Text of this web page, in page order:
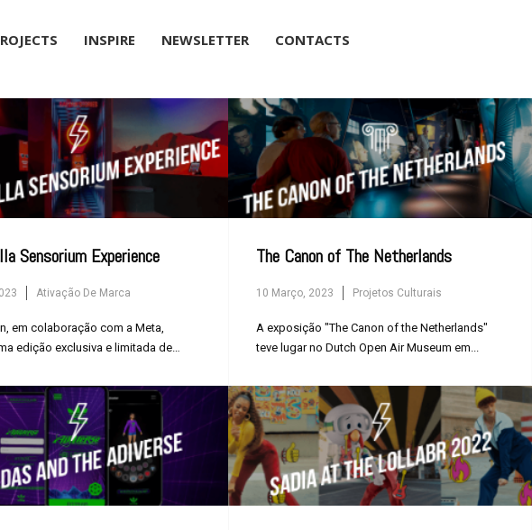
×
INSPIRE NEWSLETTER CONTACTS
Sensorium Experience
Ativação De Marca
em colaboração com a Meta,
edição exclusiva e limitada de
The Canon of The Netherlands
10 Março, 2023 Projetos Culturais
A exposição "The Canon of the Netherlands"
teve lugar no Dutch Open Air Museum em...